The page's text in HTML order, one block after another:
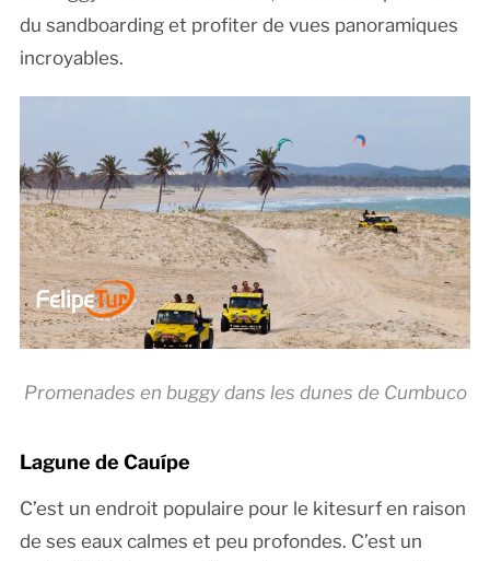
du sandboarding et profiter de vues panoramiques
incroyables.
Promenades en buggy dans les dunes de Cumbuco
Lagune de Cauípe
C’est un endroit populaire pour le kitesurf en raison
de ses eaux calmes et peu profondes. C’est un